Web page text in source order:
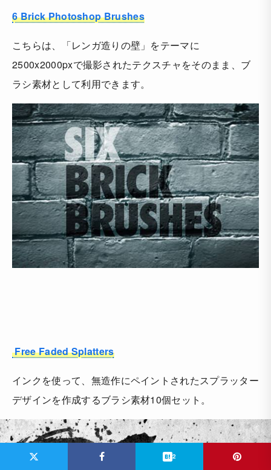
6 Brick Photoshop Brushes
こちらは、「レンガ造りの壁」をテーマに
2500x2000pxで撮影されたテクスチャをそのまま、ブ
ラシ素材として利用できます。
Free Faded Splatters
インクを使って、無造作にペイントされたスプラッター
デザインを作成するブラシ素材10個セット。
2